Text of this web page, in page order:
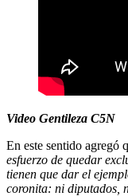
Video Gentileza C5N
En este sentido agregó
esfuerzo de quedar
tienen que dar el
coronita: ni diputados,